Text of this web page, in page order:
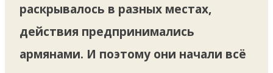
раскрывалось в разных местах,
действия предпринимались
армянами. И поэтому они начали всё